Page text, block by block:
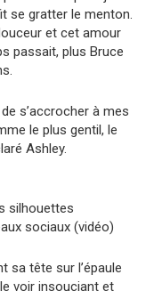
se gratter le menton.
et cet amour
passait, plus Bruce
s’accrocher à mes
le plus gentil, le
Ashley.
silhouettes
sociaux (vidéo)
sa tête sur l’épaule
voir insouciant et